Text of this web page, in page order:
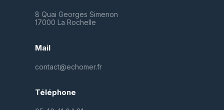
8 Quai Georges Simenon
17000 La Rochelle
Mail
contact@echomer.fr
Téléphone